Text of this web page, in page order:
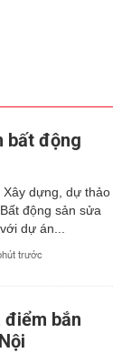
bất động
dựng, dự thảo
động sản sửa
dự án...
trước
điểm bắn